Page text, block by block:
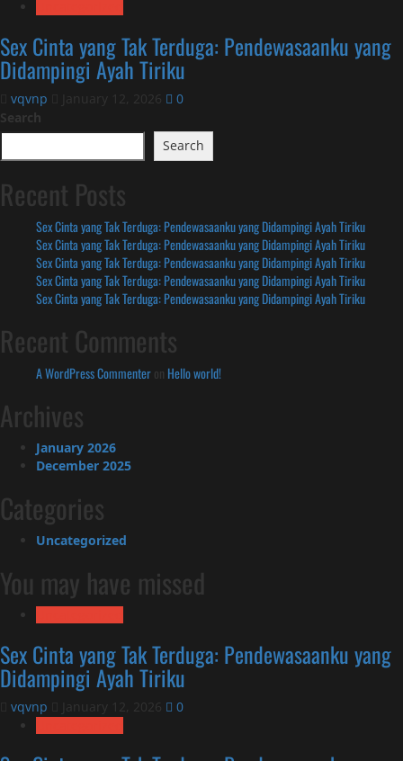
Sex Cinta yang Tak Terduga: Pendewasaanku yang
Didampingi Ayah Tiriku
vqvnp January 12, 2026
0
Search
Search
Recent Posts
Sex Cinta yang Tak Terduga: Pendewasaanku yang Didampingi Ayah Tiriku
Sex Cinta yang Tak Terduga: Pendewasaanku yang Didampingi Ayah Tiriku
Sex Cinta yang Tak Terduga: Pendewasaanku yang Didampingi Ayah Tiriku
Sex Cinta yang Tak Terduga: Pendewasaanku yang Didampingi Ayah Tiriku
Sex Cinta yang Tak Terduga: Pendewasaanku yang Didampingi Ayah Tiriku
Recent Comments
A WordPress Commenteron Hello world!
Archives
January 2026
December 2025
Categories
Uncategorized
You may have missed
Sex Cinta yang Tak Terduga: Pendewasaanku yang
Didampingi Ayah Tiriku
vqvnp January 12, 2026
0